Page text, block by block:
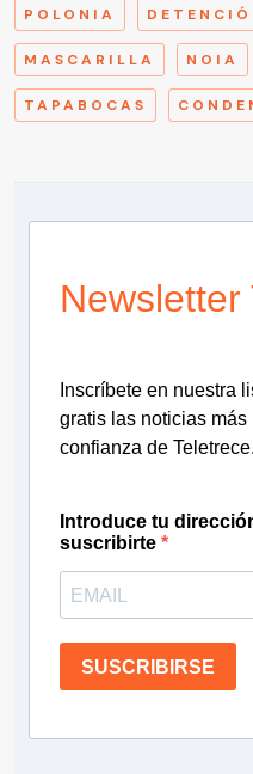
POLONIA
MASCARILLA NOIA
TAPABOCAS
Newsletter
Inscríbete en nuestra
gratis las noticias
confianza de Teletrece.
Introduce tu
suscribirte
SUSCRIBIRSE